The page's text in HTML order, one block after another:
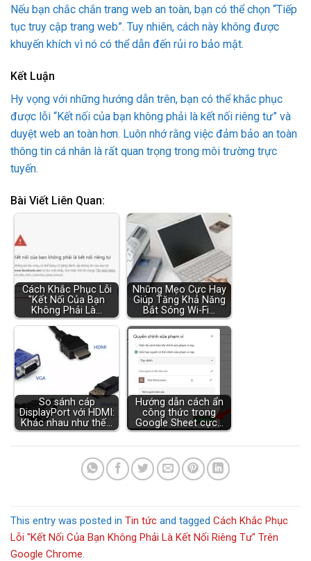
Nếu bạn chắc chắn trang web an toàn, bạn có thể chọn “Tiếp
tục truy cập trang web”. Tuy nhiên, cách này không được
khuyến khích vì nó có thể dẫn đến rủi ro bảo mật.
Kết Luận
Hy vọng với những hướng dẫn trên, bạn có thể khắc phục
được lỗi “Kết nối của bạn không phải là kết nối riêng tư” và
duyệt web an toàn hơn. Luôn nhớ rằng việc đảm bảo an toàn
thông tin cá nhân là rất quan trọng trong môi trường trực
tuyến.
Bài Viết Liên Quan:
Cách Khắc Phục Lỗi
"Kết Nối Của Bạn
Không Phải Là…
Những Mẹo Cực Hay
Giúp Tăng Khả Năng
Bắt Sóng Wi-Fi…
So sánh cáp
DisplayPort với HDMI:
Khác nhau như thế…
Hướng dẫn cách ẩn
công thức trong
Google Sheet cực…
This entry was posted in Tin tức and tagged Cách Khắc Phục
Lỗi "Kết Nối Của Bạn Không Phải Là Kết Nối Riêng Tư" Trên
Google Chrome